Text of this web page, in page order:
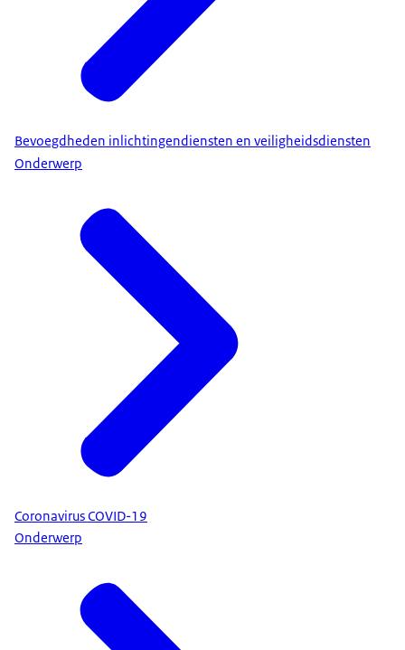
Bevoegdheden inlichtingendiensten en veiligheidsdiensten
Onderwerp
Coronavirus COVID-19
Onderwerp